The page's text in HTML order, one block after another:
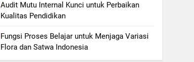
Audit Mutu Internal Kunci untuk Perbaikan
Kualitas Pendidikan
Fungsi Proses Belajar untuk Menjaga Variasi
Flora dan Satwa Indonesia